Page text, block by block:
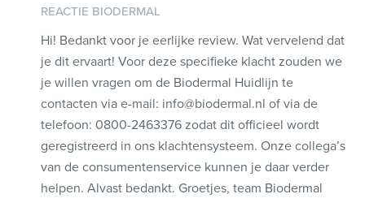
REACTIE BIODERMAL
Hi! Bedankt voor je eerlijke review. Wat vervelend dat
je dit ervaart! Voor deze specifieke klacht zouden we
je willen vragen om de Biodermal Huidlijn te
contacten via e-mail: info@biodermal.nl of via de
telefoon: 0800-2463376 zodat dit officieel wordt
geregistreerd in ons klachtensysteem. Onze collega’s
van de consumentenservice kunnen je daar verder
helpen. Alvast bedankt. Groetjes, team Biodermal